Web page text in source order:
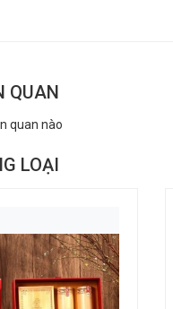
QUAN
quan nào
LOẠI